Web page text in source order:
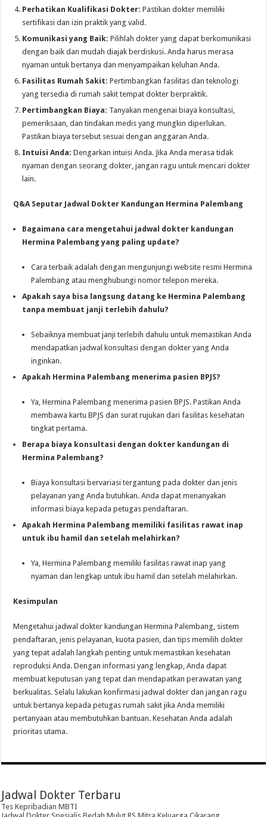
Perhatikan Kualifikasi Dokter: Pastikan dokter memiliki
sertifikasi dan izin praktik yang valid.
Komunikasi yang Baik: Pilihlah dokter yang dapat berkomunikasi
dengan baik dan mudah diajak berdiskusi. Anda harus merasa
nyaman untuk bertanya dan menyampaikan keluhan Anda.
Fasilitas Rumah Sakit: Pertimbangkan fasilitas dan teknologi
yang tersedia di rumah sakit tempat dokter berpraktik.
Pertimbangkan Biaya: Tanyakan mengenai biaya konsultasi,
pemeriksaan, dan tindakan medis yang mungkin diperlukan.
Pastikan biaya tersebut sesuai dengan anggaran Anda.
Intuisi Anda: Dengarkan intuisi Anda. Jika Anda merasa tidak
nyaman dengan seorang dokter, jangan ragu untuk mencari dokter
lain.
Q&A Seputar Jadwal Dokter Kandungan Hermina Palembang
Bagaimana cara mengetahui jadwal dokter kandungan
Hermina Palembang yang paling update?
Cara terbaik adalah dengan mengunjungi website resmi Hermina
Palembang atau menghubungi nomor telepon mereka.
Apakah saya bisa langsung datang ke Hermina Palembang
tanpa membuat janji terlebih dahulu?
Sebaiknya membuat janji terlebih dahulu untuk memastikan Anda
mendapatkan jadwal konsultasi dengan dokter yang Anda
inginkan.
Apakah Hermina Palembang menerima pasien BPJS?
Ya, Hermina Palembang menerima pasien BPJS. Pastikan Anda
membawa kartu BPJS dan surat rujukan dari fasilitas kesehatan
tingkat pertama.
Berapa biaya konsultasi dengan dokter kandungan di
Hermina Palembang?
Biaya konsultasi bervariasi tergantung pada dokter dan jenis
pelayanan yang Anda butuhkan. Anda dapat menanyakan
informasi biaya kepada petugas pendaftaran.
Apakah Hermina Palembang memiliki fasilitas rawat inap
untuk ibu hamil dan setelah melahirkan?
Ya, Hermina Palembang memiliki fasilitas rawat inap yang
nyaman dan lengkap untuk ibu hamil dan setelah melahirkan.
Kesimpulan
Mengetahui jadwal dokter kandungan Hermina Palembang, sistem
pendaftaran, jenis pelayanan, kuota pasien, dan tips memilih dokter
yang tepat adalah langkah penting untuk memastikan kesehatan
reproduksi Anda. Dengan informasi yang lengkap, Anda dapat
membuat keputusan yang tepat dan mendapatkan perawatan yang
berkualitas. Selalu lakukan konfirmasi jadwal dokter dan jangan ragu
untuk bertanya kepada petugas rumah sakit jika Anda memiliki
pertanyaan atau membutuhkan bantuan. Kesehatan Anda adalah
prioritas utama.
Jadwal Dokter Terbaru
Tes Kepribadian MBTI